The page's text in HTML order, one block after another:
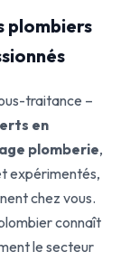
plombiers
traitance –
en
plomberie,
expérimentés,
chez vous.
connaît
le secteur